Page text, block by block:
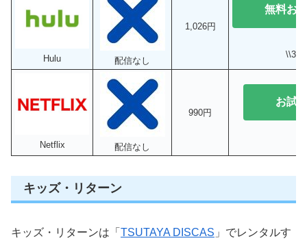
Hulu 配信なし
1,026円
無料お
\\31
Netflix 配信なし
990円
お試
キッズ・リターン
キッズ・リターンは「 TSUTAYA DISCAS 」でレンタルす